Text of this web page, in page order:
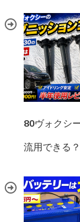
80ヴォクシ
流用できる